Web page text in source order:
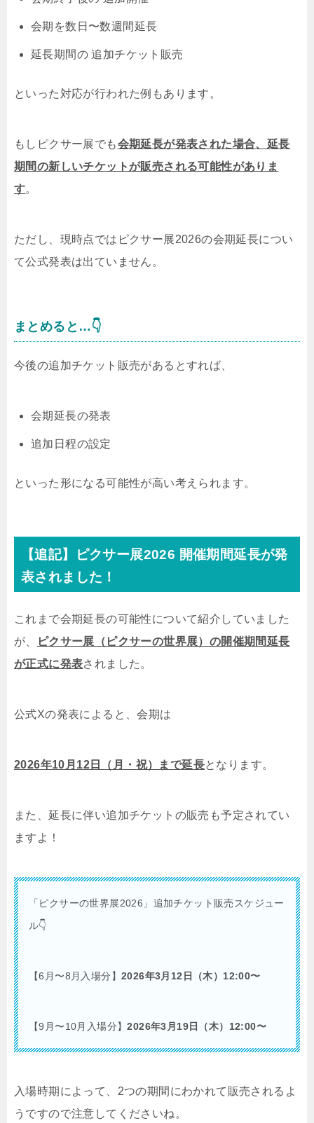
会期を数日〜数週間延長
延長期間の 追加チケット販売
といった対応が行われた例もあります。
もしピクサー展でも会期延長が発表された場合、 延長
期間の新しいチケットが販売される可能性がありま
す。
ただし、現時点ではピクサー展2026の会期延長につい
て公式発表は出ていません。
まとめると…👇
今後の追加チケット販売があるとすれば、
会期延長の発表
追加日程の設定
といった形になる可能性が高い考えられます。
【追記】ピクサー展2026 開催期間延長が発
表されました！
これまで会期延長の可能性について紹介していました
が、
ピクサー展（ピクサーの世界展）の開催期間延長
が正式に発表されました。
公式Xの発表によると、会期は
2026年10月12日（月・祝）まで延長となります。
また、延長に伴い追加チケットの販売も予定されてい
ますよ！
「ピクサーの世界展2026」追加チケット販売スケジュー
ル👇
【6月〜8月入場分】 2026年3月12日（木）12:00〜
【9月〜10月入場分】2026年3月19日（木）12:00〜
入場時期によって、2つの期間にわかれて販売されるよ
うですので注意してくださいね。